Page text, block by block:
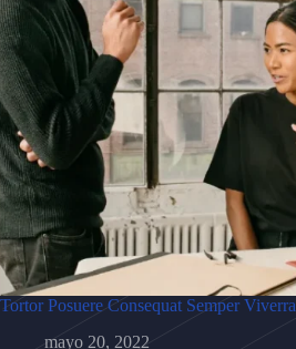
Tortor Posuere Consequat Semper Viverra
mayo 20, 2022